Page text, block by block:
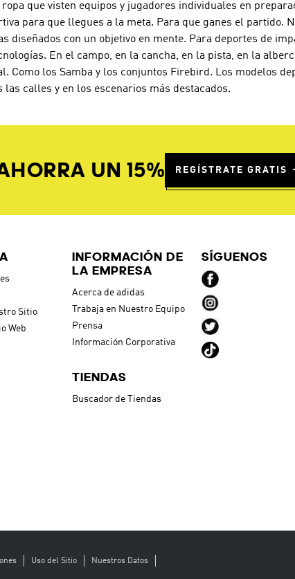
que visten equipos y jugadores individuales en
para que llegues a la meta. Para que ganes el partido.
con un objetivo en mente. Para deportes de
En el campo, en la cancha, en la pista, en la
Como los Samba y los conjuntos Firebird. Los modelos
calles y en los escenarios más destacados.
UN 15% REGÍSTRATE GRATIS
Sitio
Web
INFORMACIÓN DE
LA EMPRESA
Acerca de adidas
Trabaja en Nuestro Equipo
Prensa
Información Corporativa
TIENDAS
Buscador de Tiendas
SÍGUENOS
Uso del Sitio Nuestros Datos